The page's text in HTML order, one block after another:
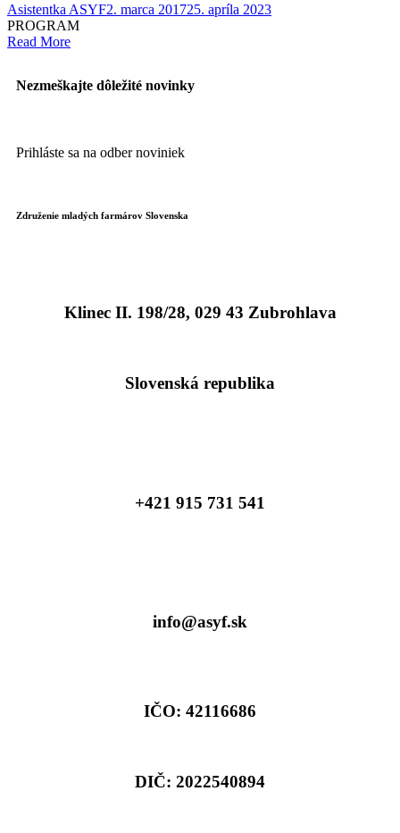
Asistentka ASYF2. marca 201725. apríla 2023
PROGRAM
Read More
Nezmeškajte dôležité novinky
Prihláste sa na odber noviniek
Združenie mladých farmárov Slovenska
Klinec II. 198/28, 029 43 Zubrohlava
Slovenská republika
+421 915 731 541
info@asyf.sk
IČO: 42116686
DIČ: 2022540894